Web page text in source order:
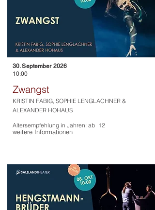
30. September 2026
10:00
Zwangst
KRISTIN FABIG, SOPHIE LENGLACHNER &
ALEXANDER HOHAUS
Altersempfehlung in Jahren: ab 12
weitere Informationen